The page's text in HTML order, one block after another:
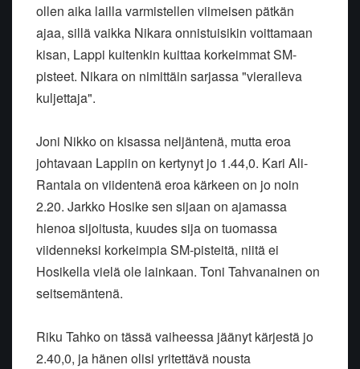
ollen aika lailla varmistellen viimeisen pätkän
ajaa, sillä vaikka Nikara onnistuisikin voittamaan
kisan, Lappi kuitenkin kuittaa korkeimmat SM-
pisteet. Nikara on nimittäin sarjassa "vieraileva
kuljettaja".
Joni Nikko on kisassa neljäntenä, mutta eroa
johtavaan Lappiin on kertynyt jo 1.44,0. Kari Ali-
Rantala on viidentenä eroa kärkeen on jo noin
2.20. Jarkko Hosike sen sijaan on ajamassa
hienoa sijoitusta, kuudes sija on tuomassa
viidenneksi korkeimpia SM-pisteitä, niitä ei
Hosikella vielä ole lainkaan. Toni Tahvanainen on
seitsemäntenä.
Riku Tahko on tässä vaiheessa jäänyt kärjestä jo
2.40,0, ja hänen olisi yritettävä nousta